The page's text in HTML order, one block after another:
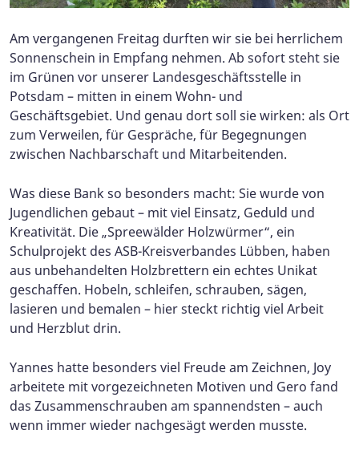
Am vergangenen Freitag durften wir sie bei herrlichem
Sonnenschein in Empfang nehmen. Ab sofort steht sie
im Grünen vor unserer Landesgeschäftsstelle in
Potsdam – mitten in einem Wohn- und
Geschäftsgebiet. Und genau dort soll sie wirken: als Ort
zum Verweilen, für Gespräche, für Begegnungen
zwischen Nachbarschaft und Mitarbeitenden.
Was diese Bank so besonders macht: Sie wurde von
Jugendlichen gebaut – mit viel Einsatz, Geduld und
Kreativität. Die „Spreewälder Holzwürmer“, ein
Schulprojekt des ASB-Kreisverbandes Lübben, haben
aus unbehandelten Holzbrettern ein echtes Unikat
geschaffen. Hobeln, schleifen, schrauben, sägen,
lasieren und bemalen – hier steckt richtig viel Arbeit
und Herzblut drin.
Yannes hatte besonders viel Freude am Zeichnen, Joy
arbeitete mit vorgezeichneten Motiven und Gero fand
das Zusammenschrauben am spannendsten – auch
wenn immer wieder nachgesägt werden musste.